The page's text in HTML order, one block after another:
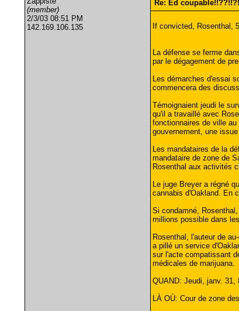
(member)
2/3/03 08:51 PM
142.169.106.135
Re: Ed
If convicted, Rosenthal,
La défense se ferme
par le dégagement de
Les démarches d'essai
commencera des
Témoignaient jeudi le
qu'il a travaillé avec
fonctionnaires de ville
gouvernement, une
Les mandataires de la
mandataire de zone de
Rosenthal aux activités
Le juge Breyer a régné
cannabis d'Oakland. En
Si condamné,
millions possible dans
Rosenthal, l'auteur de
a pillé un service
sur l'acte compatissant
médicales de marijuana.
QUAND: Jeudi, janv. 31,
LÀ OÙ: Cour de zone